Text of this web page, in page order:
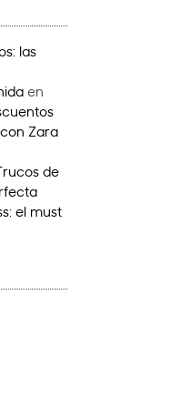
las
en
Zara
de
el must